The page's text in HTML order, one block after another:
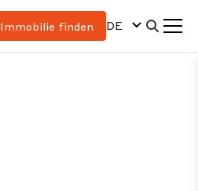
Immobilie finden DE